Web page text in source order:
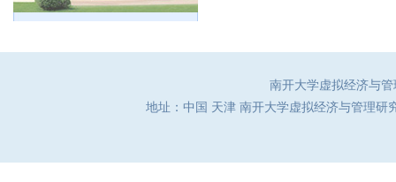
南开大学虚拟经济与
地址：中国 天津 南开大学虚拟经济与管理研